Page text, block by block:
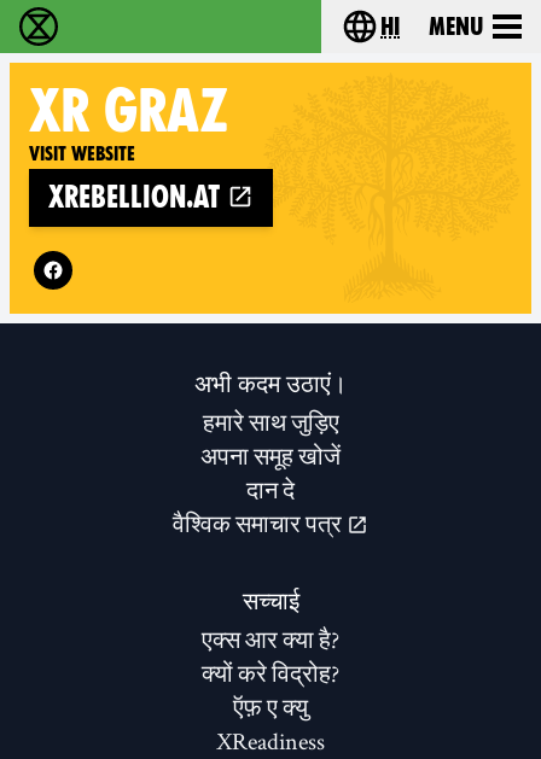
विलुप्ति विद्रोह - Home Choose your
hi Menu
XR GRAZ
Visit website
xrebellion.at
Follow XR Graz on
अभी कदम उठाएं।
हमारे साथ जुड़िए
अपना समूह खोजें
दान दे
वैश्विक समाचार पत्र
सच्चाई
एक्स आर क्या है?
क्यों करे विद्रोह?
ऍफ़ ए क्यु
XReadiness